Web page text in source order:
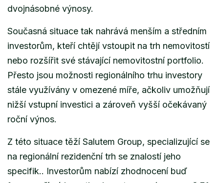
dvojnásobné výnosy.
Současná situace tak nahrává menším a středním
investorům, kteří chtějí vstoupit na trh nemovitostí
nebo rozšířit své stávající nemovitostní portfolio.
Přesto jsou možnosti regionálního trhu investory
stále využívány v omezené míře, ačkoliv umožňují
nižší vstupní investici a zároveň vyšší očekávaný
roční výnos.
Z této situace těží Salutem Group, specializující se
na regionální rezidenční trh se znalostí jeho
specifik.. Investorům nabízí zhodnocení buď